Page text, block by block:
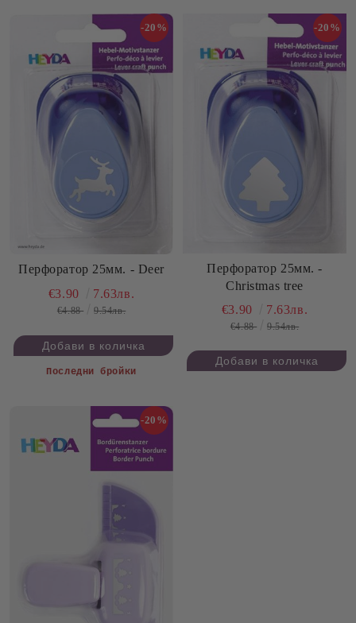
Перфоратор 25мм. - Deer
-20%
€3.90 7.63лв.
€4.88 9.54лв.
Последни бройки
Перфоратор 25мм. -
Christmas tree
-20%
€3.90 7.63лв.
€4.88 9.54лв.
-20%